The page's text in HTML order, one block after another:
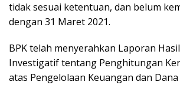
tidak sesuai ketentuan, dan belum
dengan 31 Maret 2021.
BPK telah menyerahkan Laporan
Investigatif tentang Penghitungan
atas Pengelolaan Keuangan dan